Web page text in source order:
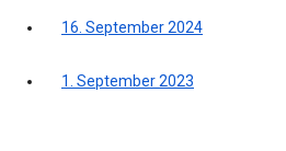
16. September 2024
1. September 2023